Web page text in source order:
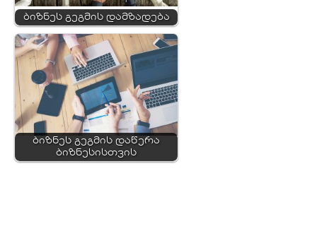
ბიზნეს გეგმის დამზადება
ბიზნეს გეგმის დაწერა
ბიზნესისთვის